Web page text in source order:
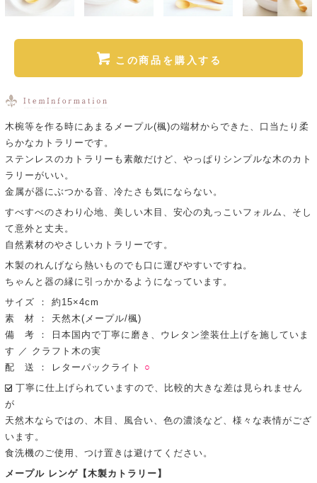
この商品を購入する
木椀等を作る時にあまるメープル(楓)の端材からできた、口当たり柔
らかなカトラリーです。
ステンレスのカトラリーも素敵だけど、やっぱりシンプルな木のカト
ラリーがいい。
金属が器にぶつかる音、冷たさも気にならない。
すべすべのさわり心地、美しい木目、安心の丸っこいフォルム、そし
て意外と丈夫。
自然素材のやさしいカトラリーです。
木製のれんげなら熱いものでも口に運びやすいですね。
ちゃんと器の縁に引っかかるようになっています。
サイズ ： 約15×4cm
素 材 ： 天然木(メープル/楓)
備 考 ： 日本国内で丁寧に磨き、ウレタン塗装仕上げを施していま
す ／ クラフト木の実
配 送 ： レターパックライト ○
丁寧に仕上げられていますので、比較的大きな差は見られません
が
天然木ならではの、木目、風合い、色の濃淡など、様々な表情がござ
います。
食洗機のご使用、つけ置きは避けてください。
メープル レンゲ【木製カトラリー】